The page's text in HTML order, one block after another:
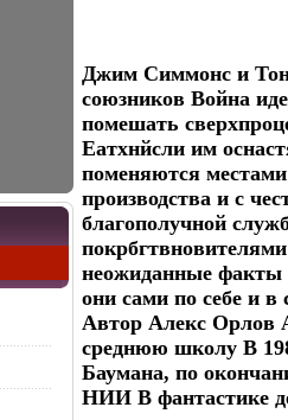
Джим Симмонс и
союзников Война
помешать
Еатхнйсли им
поменяются
производства и с
благополучной
неожиданные факты
они сами по себе и
Автор Алекс Орлов
среднюю школу В
Баумана, по
НИИ В фантастике